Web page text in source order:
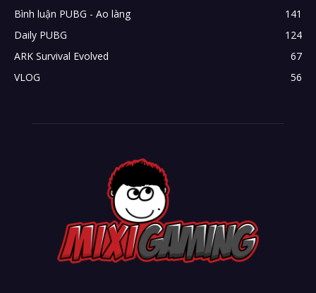
Bình luận PUBG - Ao làng
141
Daily PUBG
124
ARK Survival Evolved
67
VLOG
56